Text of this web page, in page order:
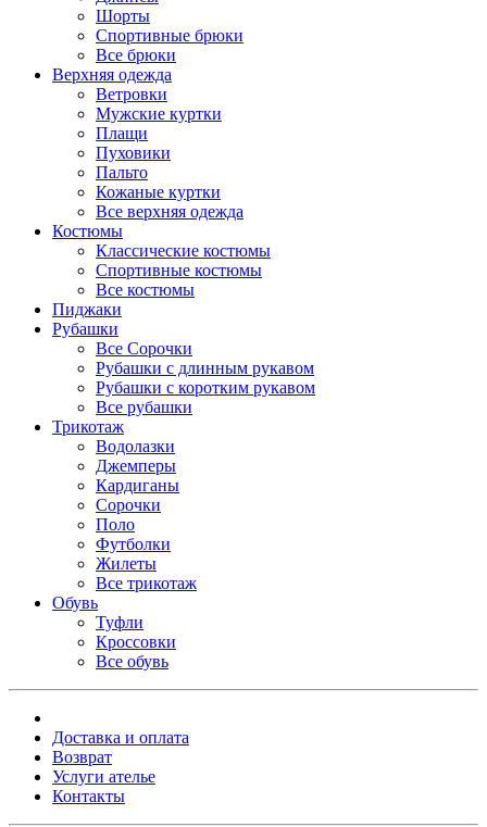
Шорты
Спортивные брюки
Все брюки
Верхняя одежда
Ветровки
Мужские куртки
Плащи
Пуховики
Пальто
Кожаные куртки
Все верхняя одежда
Костюмы
Классические костюмы
Спортивные костюмы
Все костюмы
Пиджаки
Рубашки
Все Сорочки
Рубашки с длинным рукавом
Рубашки с коротким рукавом
Все рубашки
Трикотаж
Водолазки
Джемперы
Кардиганы
Сорочки
Поло
Футболки
Жилеты
Все трикотаж
Обувь
Туфли
Кроссовки
Все обувь
Доставка и оплата
Возврат
Услуги ателье
Контакты